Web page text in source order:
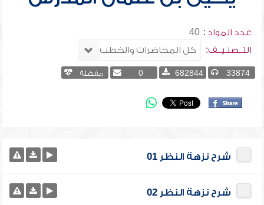
عدد المواد : 40
التــصنـيــف:
33874
682844
0 مفضلة
شرح نزهة النظر 01
شرح نزهة النظر 02